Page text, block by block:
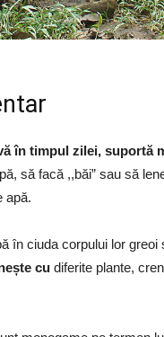
în timpul zilei, suportă
să facă ,,băi” sau să
apă.
în ciuda corpului lor greoi
cu diferite plante,